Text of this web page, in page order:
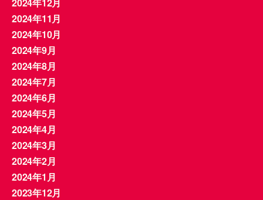
2024年11月
2024年10月
2024年9月
2024年8月
2024年7月
2024年6月
2024年5月
2024年4月
2024年3月
2024年2月
2024年1月
2023年12月